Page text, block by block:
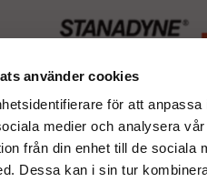
använder cookies
för att
medier och analysera
från din enhet till de
Dessa kan i sin tur